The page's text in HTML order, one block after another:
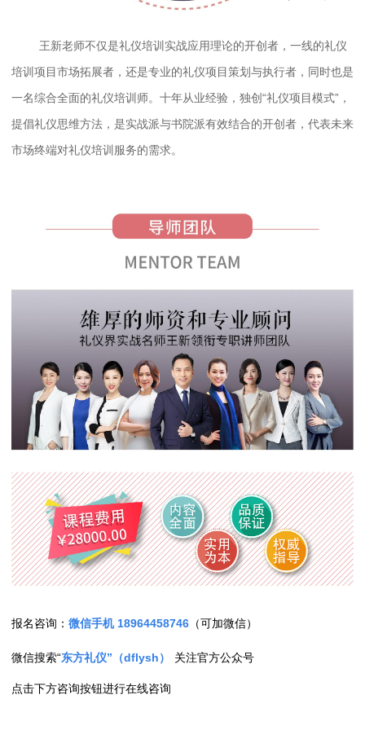
王新老师不仅是礼仪培训实战应用理论的开创者，一线的礼仪
培训项目市场拓展者，还是专业的礼仪项目策划与执行者，同时也是
一名综合全面的礼仪培训师。十年从业经验，独创“礼仪项目模式”，
提倡礼仪思维方法，是实战派与书院派有效结合的开创者，代表未来
市场终端对礼仪培训服务的需求。
报名咨询： 微信手机 18964458746 （可加微信）
微信搜索“东方礼仪”（dflysh） 关注官方公众号
点击下方咨询按钮进行在线咨询